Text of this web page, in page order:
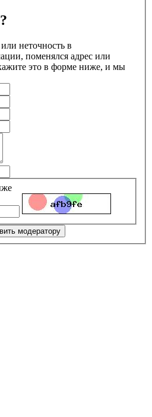
неточность в
поменялся адрес или
это в форме ниже, и мы
модератору